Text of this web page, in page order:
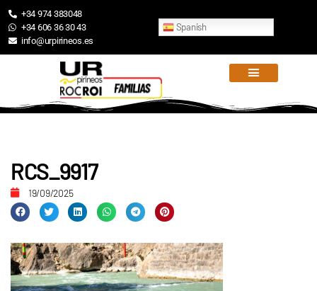
+34 974 383048
+34 606 36 30 43
info@urpirineos.es
Spanish
RCS_9917
19/09/2025